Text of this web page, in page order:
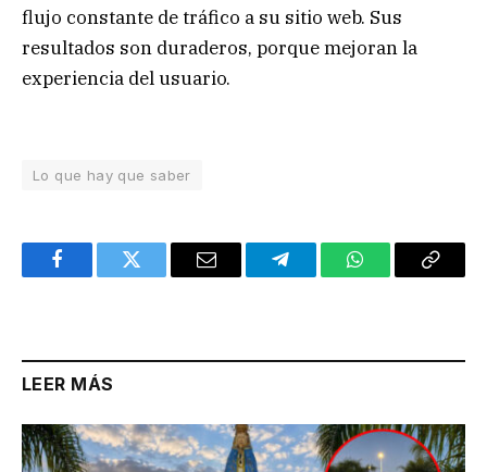
flujo constante de tráfico a su sitio web. Sus
resultados son duraderos, porque mejoran la
experiencia del usuario.
Lo que hay que saber
FacebookTwitter Email TelegramWhatsAppCopy
LEER MÁS